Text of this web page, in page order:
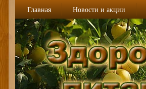
Главная Новости и акции